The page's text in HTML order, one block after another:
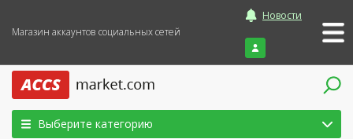
Магазин аккаунтов социальных сетей
Новости
Войти
Выберите категорию